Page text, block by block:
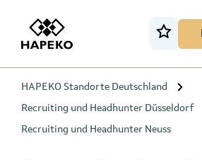
HAPEKO Standorte Deutschland
Recruiting und Headhunter Düsseldorf
Recruiting und Headhunter Neuss